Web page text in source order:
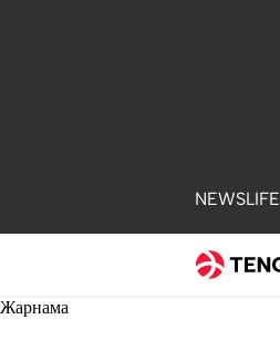
NEWSLIFE
Жарнама